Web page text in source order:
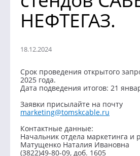
НЕФТЕГАЗ.
18.12.2024
Срок проведения открытого
2025 года.
Дата подведения итогов: 21
Заявки присылайте на почту
marketing@tomskcable.ru
Контактные данные:
Начальник отдела маркетинга и
Матущенко Наталия Ивановна
(3822)49-80-09, доб. 1605